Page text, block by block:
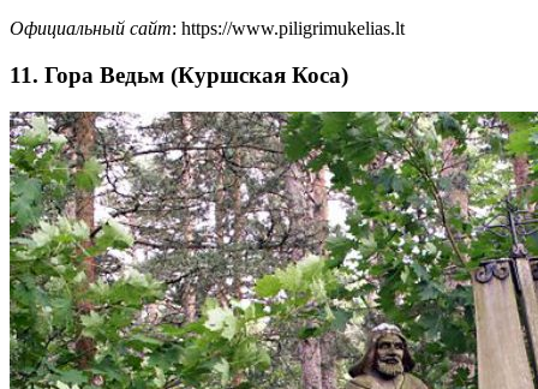
Официальный сайт: https://www.piligrimukelias.lt
11. Гора Ведьм (Куршская Коса)